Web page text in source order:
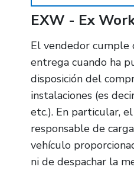
EXW - Ex
El vendedor cumple
entrega cuando ha
disposición del
instalaciones (es
etc.). En particular,
responsable de
vehículo
ni de despachar la